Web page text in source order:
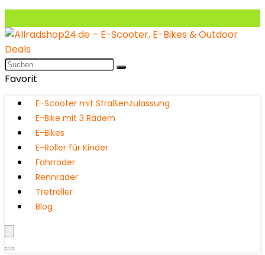
Favorit
E-Scooter mit Straßenzulassung
E-Bike mit 3 Rädern
E-Bikes
E-Roller für Kinder
Fahrräder
Rennräder
Tretroller
Blog